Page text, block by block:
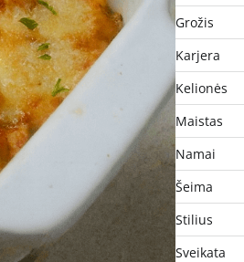
Grožis
Karjera
Kelionės
Maistas
Namai
Šeima
Stilius
Sveikata